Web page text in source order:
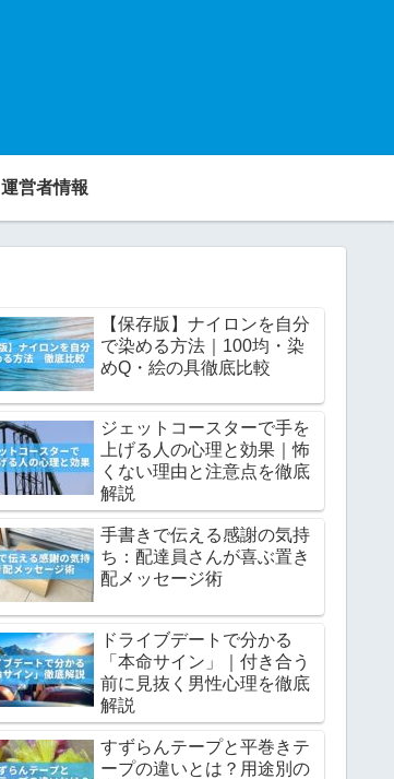
運営者情報
【保存版】ナイロンを自分
で染める方法｜100均・染
めQ・絵の具徹底比較
ジェットコースターで手を
上げる人の心理と効果｜怖
くない理由と注意点を徹底
解説
手書きで伝える感謝の気持
ち：配達員さんが喜ぶ置き
配メッセージ術
ドライブデートで分かる
「本命サイン」｜付き合う
前に見抜く男性心理を徹底
解説
すずらんテープと平巻きテ
ープの違いとは？用途別の